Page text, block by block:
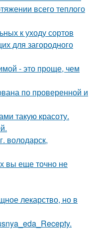
всего теплого
к уходу сортов
для загородного
- это проще, чем
по проверенной и
такую красоту.
володарск,
вы еще точно не
лекарство, но в